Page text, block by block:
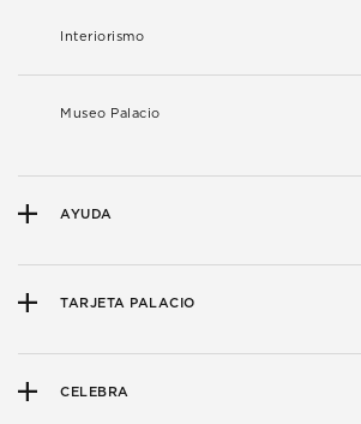
Interiorismo
Museo Palacio
AYUDA
TARJETA PALACIO
CELEBRA